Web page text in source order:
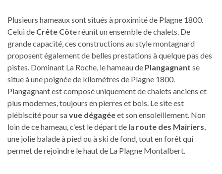
Plusieurs hameaux sont situés à proximité de Plagne 1800.
Celui de Crête Côte réunit un ensemble de chalets. De
grande capacité, ces constructions au style montagnard
proposent également de belles prestations à quelque pas des
pistes. Dominant La Roche, le hameau de Plangagnant se
situe à une poignée de kilomètres de Plagne 1800.
Plangagnant est composé uniquement de chalets anciens et
plus modernes, toujours en pierres et bois. Le site est
plébiscité pour savue dégagéeet son ensoleillement. Non
loin de ce hameau, c’est le départ de la route des Mairiers,
une jolie balade à pied ou à ski de fond, tout en forêt qui
permet de rejoindre le haut de La Plagne Montalbert.